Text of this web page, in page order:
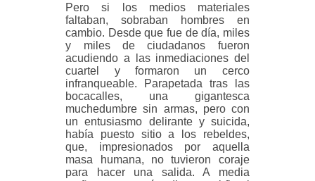
Pero si los medios materiales
faltaban, sobraban hombres en
cambio. Desde que fue de día, miles
y miles de ciudadanos fueron
acudiendo a las inmediaciones del
cuartel y formaron un cerco
infranqueable. Parapetada tras las
bocacalles, una gigantesca
muchedumbre sin armas, pero con
un entusiasmo delirante y suicida,
había puesto sitio a los rebeldes,
que, impresionados por aquella
masa humana, no tuvieron coraje
para hacer una salida. A media